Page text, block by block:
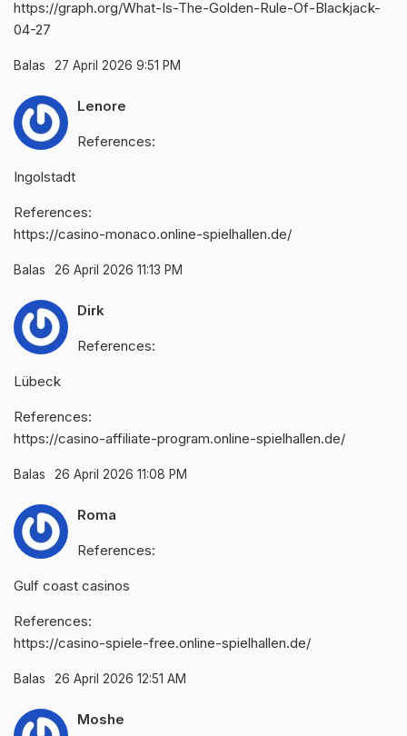
https://graph.org/What-Is-The-Golden-Rule-Of-Blackjack-
04-27
Balas 27 April 2026 9:51 PM
Lenore
References:
Ingolstadt
References:
https://casino-monaco.online-spielhallen.de/
Balas 26 April 2026 11:13 PM
Dirk
References:
Lübeck
References:
https://casino-affiliate-program.online-spielhallen.de/
Balas 26 April 2026 11:08 PM
Roma
References:
Gulf coast casinos
References:
https://casino-spiele-free.online-spielhallen.de/
Balas 26 April 2026 12:51 AM
Moshe